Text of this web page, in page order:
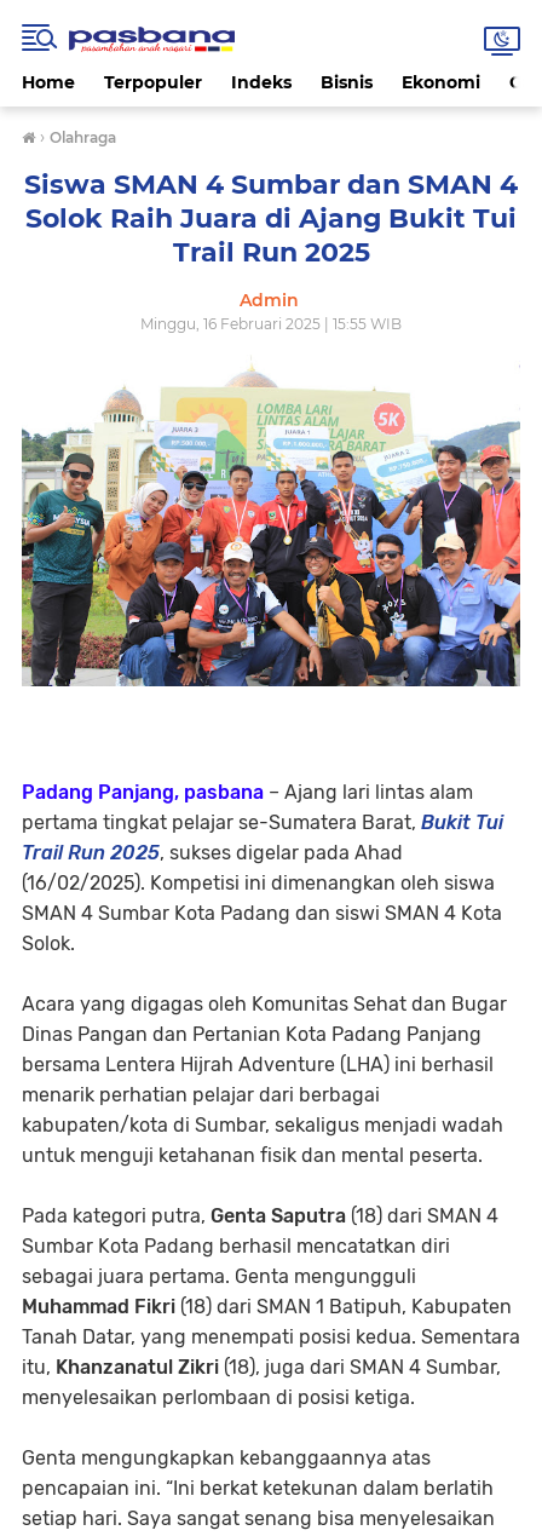
Home Terpopuler Indeks Bisnis Ekonomi
› Olahraga
Siswa SMAN 4 Sumbar dan SMAN 4
Solok Raih Juara di Ajang Bukit Tui
Trail Run 2025
Admin
Minggu, 16 Februari 2025 | 15:55 WIB
Padang Panjang, pasbana – Ajang lari lintas alam
pertama tingkat pelajar se-Sumatera Barat, Bukit Tui
Trail Run 2025, sukses digelar pada Ahad
(16/02/2025). Kompetisi ini dimenangkan oleh siswa
SMAN 4 Sumbar Kota Padang dan siswi SMAN 4 Kota
Solok.
Acara yang digagas oleh Komunitas Sehat dan Bugar
Dinas Pangan dan Pertanian Kota Padang Panjang
bersama Lentera Hijrah Adventure (LHA) ini berhasil
menarik perhatian pelajar dari berbagai
kabupaten/kota di Sumbar, sekaligus menjadi wadah
untuk menguji ketahanan fisik dan mental peserta.
Pada kategori putra, Genta Saputra (18) dari SMAN 4
Sumbar Kota Padang berhasil mencatatkan diri
sebagai juara pertama. Genta mengungguli
Muhammad Fikri (18) dari SMAN 1 Batipuh, Kabupaten
Tanah Datar, yang menempati posisi kedua. Sementara
itu, Khanzanatul Zikri (18), juga dari SMAN 4 Sumbar,
menyelesaikan perlombaan di posisi ketiga.
Genta mengungkapkan kebanggaannya atas
pencapaian ini. “Ini berkat ketekunan dalam berlatih
setiap hari. Saya sangat senang bisa menyelesaikan